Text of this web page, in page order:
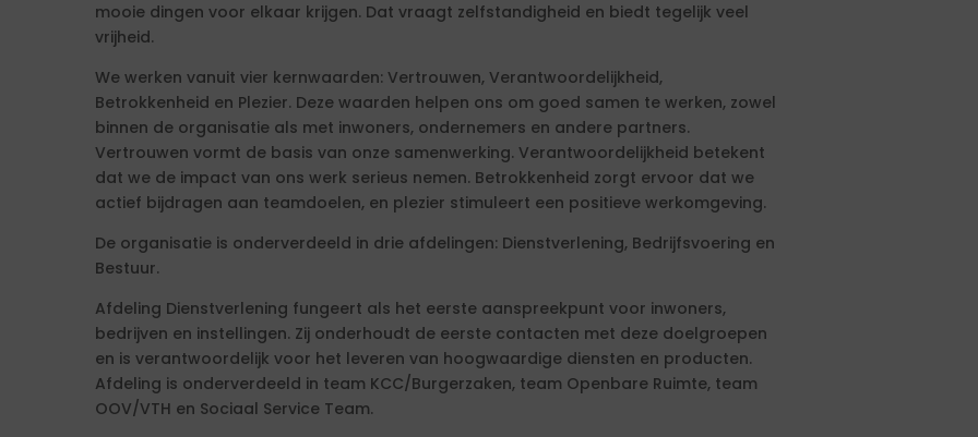
mooie dingen voor elkaar krijgen. Dat vraagt zelfstandigheid en biedt tegelijk veel
vrijheid.
We werken vanuit vier kernwaarden: Vertrouwen, Verantwoordelijkheid,
Betrokkenheid en Plezier. Deze waarden helpen ons om goed samen te werken, zowel
binnen de organisatie als met inwoners, ondernemers en andere partners.
Vertrouwen vormt de basis van onze samenwerking. Verantwoordelijkheid betekent
dat we de impact van ons werk serieus nemen. Betrokkenheid zorgt ervoor dat we
actief bijdragen aan teamdoelen, en plezier stimuleert een positieve werkomgeving.
De organisatie is onderverdeeld in drie afdelingen: Dienstverlening, Bedrijfsvoering en
Bestuur.
Afdeling Dienstverlening fungeert als het eerste aanspreekpunt voor inwoners,
bedrijven en instellingen. Zij onderhoudt de eerste contacten met deze doelgroepen
en is verantwoordelijk voor het leveren van hoogwaardige diensten en producten.
Afdeling is onderverdeeld in team KCC/Burgerzaken, team Openbare Ruimte, team
OOV/VTH en Sociaal Service Team.